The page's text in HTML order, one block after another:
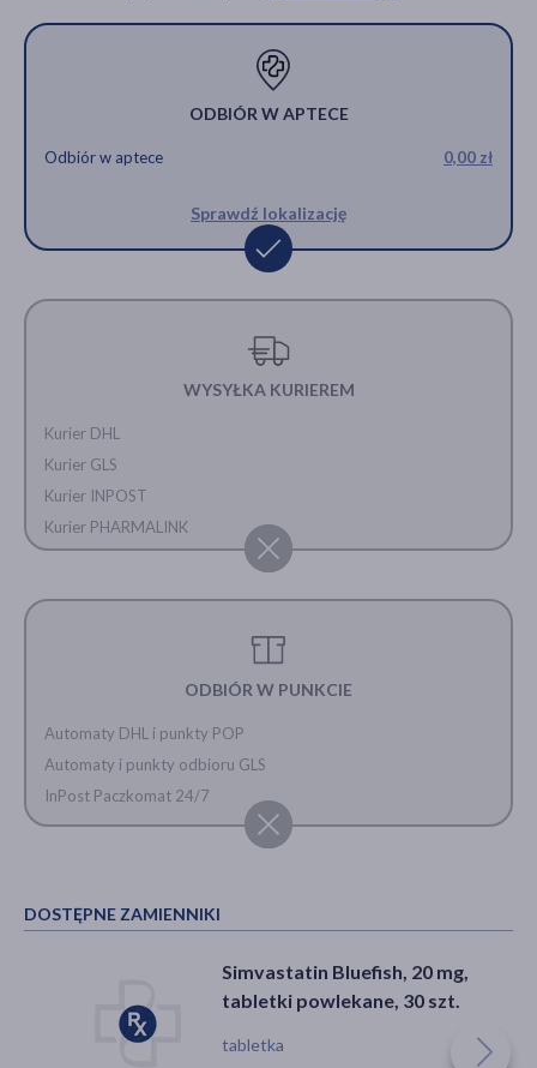
ODBIÓR W APTECE
Odbiór w aptece 0,00 zł
Sprawdź lokalizację
WYSYŁKA KURIEREM
Kurier DHL
Kurier GLS
Kurier INPOST
Kurier PHARMALINK
ODBIÓR W PUNKCIE
Automaty DHL i punkty POP
Automaty i punkty odbioru GLS
InPost Paczkomat 24/7
DOSTĘPNE ZAMIENNIKI
Simvastatin Bluefish, 20 mg,
tabletki powlekane, 30 szt.
tabletka